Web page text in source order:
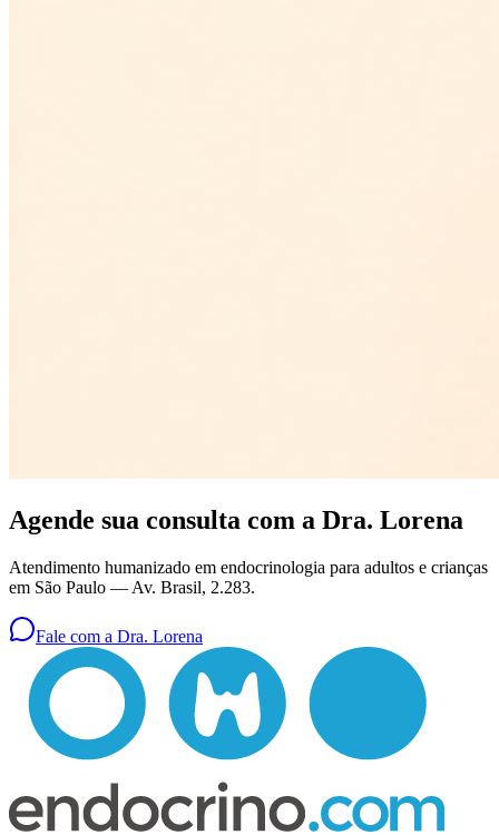
Agende sua consulta com a Dra. Lorena
Atendimento humanizado em endocrinologia para adultos e crianças
em São Paulo — Av. Brasil, 2.283.
Fale com a Dra. Lorena